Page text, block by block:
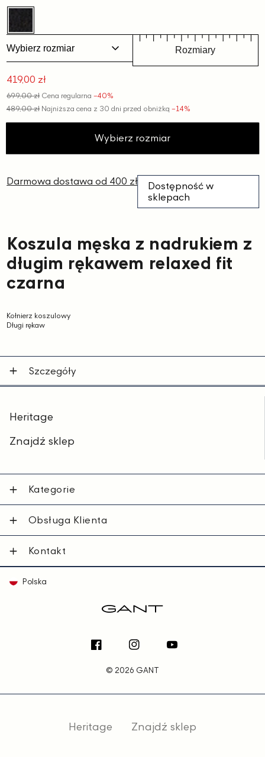
Koszula męska z nadrukiem z
długim rękawem relaxed fit
czarna
Kołnierz koszulowy
Długi rękaw
Wybierz rozmiar Rozmiary
Cena
promocyjna
419,00 zł
699,00 zł Cena regularna −40%
489,00 złNajniższa cena z 30 dni przed obniżką−14%
Wybierz rozmiar
Darmowa dostawa od 400 zł
Dostępność w
sklepach
Szczegóły
Heritage
Znajdź sklep
Kategorie
Obsługa Klienta
Kontakt
Polska
FacebookInstagramYouTube
© 2026 GANT
Heritage Znajdź sklep